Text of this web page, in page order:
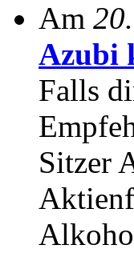
Am
Azubi
Falls
Sitzer